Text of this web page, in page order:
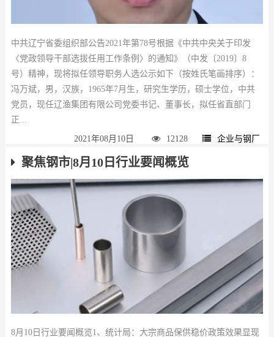
中共辽宁省委组织部公告2021年第78号根据《中共中央关于印发
〈党政领导干部选拔任用工作条例〉的通知》（中发〔2019〕8
号）精神，现将拟任领导职务人选公示如下（按姓氏笔画排序）：
冯万斌，男，汉族，1965年7月生，研究生学历，硕士学位，中共
党员，现任辽渔集团有限公司党委书记、董事长，拟任省直部门
正...
2021年08月10日 12128 企业与钢厂
聚焦钢市|8月10日行业要闻概览
8月10日行业要闻概览1、统计局：大宗商品保供稳价政策效果显现